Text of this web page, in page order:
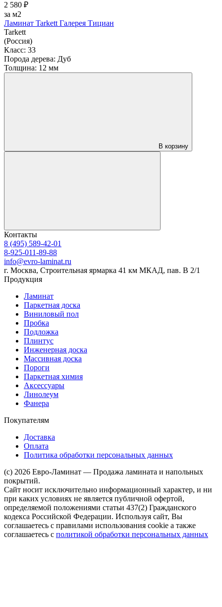
2 580 ₽
за м2
Ламинат Tarkett Галерея Тициан
Tarkett
(Россия)
Класс: 33
Порода дерева: Дуб
Толщина: 12 мм
В корзину
Контакты
8 (495) 589-42-01
8-925-011-89-88
info@evro-laminat.ru
г. Москва, Строительная ярмарка 41 км МКАД, пав. В 2/1
Продукция
Ламинат
Паркетная доска
Виниловый пол
Пробка
Подложка
Плинтус
Инженерная доска
Массивная доска
Пороги
Паркетная химия
Аксессуары
Линолеум
Фанера
Покупателям
Доставка
Оплата
Политика обработки персональных данных
(c) 2026 Евро-Ламинат — Продажа ламината и напольных
покрытий.
Сайт носит исключительно информационный характер, и ни
при каких условиях не является публичной офертой,
определяемой положениями статьи 437(2) Гражданского
кодекса Российской Федерации. Используя сайт, Вы
соглашаетесь с правилами использования cookie а также
соглашаетесь с политикой обработки персональных данных